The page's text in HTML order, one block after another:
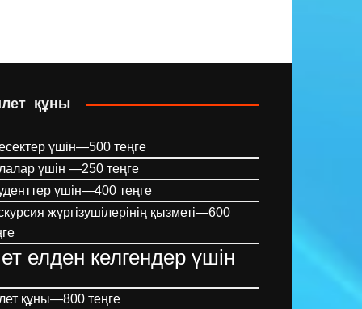
құны
үшін—500 теңге
үшін —250 теңге
үшін—400 теңге
жүргізушілерінің қызметі—600
елден келгендер үшін
құны—800 теңге